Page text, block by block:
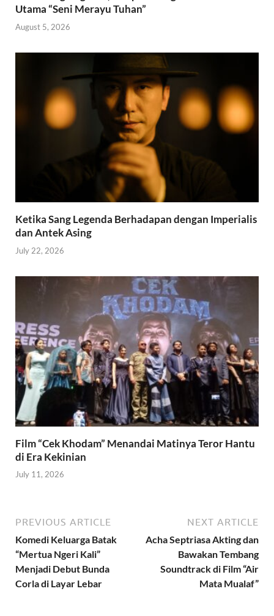
Utama “Seni Merayu Tuhan”
August 5, 2026
Ketika Sang Legenda Berhadapan dengan Imperialis
dan Antek Asing
July 22, 2026
Film “Cek Khodam” Menandai Matinya Teror Hantu
di Era Kekinian
July 11, 2026
PREVIOUS ARTICLE
Komedi Keluarga Batak
“Mertua Ngeri Kali”
Menjadi Debut Bunda
Corla di Layar Lebar
NEXT ARTICLE
Acha Septriasa Akting dan
Bawakan Tembang
Soundtrack di Film “Air
Mata Mualaf”